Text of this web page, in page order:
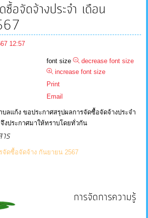
อจัดจ้างประจำ เดือน
12:57
font size
decrease font size
increase font size
Print
Email
บลแก้ง ขอประกาศสรุปผลการจัดซื้อจัดจ้างประจำ
งประกาศมาให้ทราบโดยทั่วกัน
ร
จัดซื้อจัดจ้าง กันยายน 2567
การจัดการความรู้